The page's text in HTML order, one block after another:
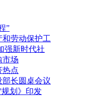
”
劳动保护工
强新时代社
市场
热点
长圆桌会议
规划》印发